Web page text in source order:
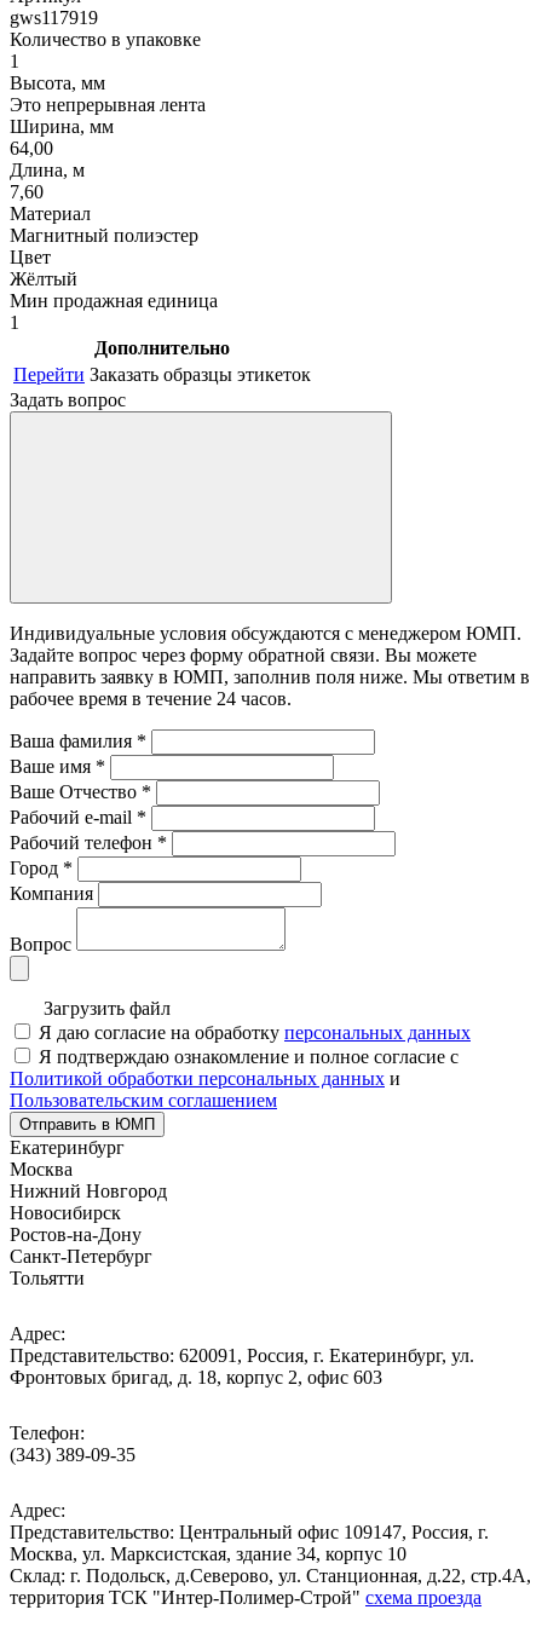
gws117919
Количество в упаковке
1
Высота, мм
Это непрерывная лента
Ширина, мм
64,00
Длина, м
7,60
Материал
Магнитный полиэстер
Цвет
Жёлтый
Мин продажная единица
1
Дополнительно
Перейти Заказать образцы этикеток
Задать вопрос
Индивидуальные условия обсуждаются с менеджером ЮМП.
Задайте вопрос через форму обратной связи. Вы можете
направить заявку в ЮМП, заполнив поля ниже. Mы ответим в
рабочее время в течение 24 часов.
Ваша фамилия *
Ваше имя *
Ваше Отчество *
Рабочий e-mail *
Рабочий телефон *
Город *
Компания
Вопрос
Загрузить файл
Я даю согласие на обработку персональных данных
Я подтверждаю ознакомление и полное согласие с
Политикой обработки персональных данных и
Пользовательским соглашением
Отправить в ЮМП
Екатеринбург
Москва
Нижний Новгород
Новосибирск
Ростов-на-Дону
Санкт-Петербург
Тольятти
Адрес:
Представительство: 620091, Россия, г. Екатеринбург, ул.
Фронтовых бригад, д. 18, корпус 2, офис 603
Телефон:
(343) 389-09-35
Адрес:
Представительство: Центральный офис 109147, Россия, г.
Москва, ул. Марксистская, здание 34, корпус 10
Cклад: г. Подольск, д.Северово, ул. Станционная, д.22, стр.4А,
территория ТСК "Интер-Полимер-Строй" схема проезда